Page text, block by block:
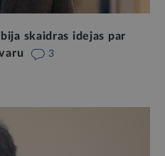
skaidras idejas par
3